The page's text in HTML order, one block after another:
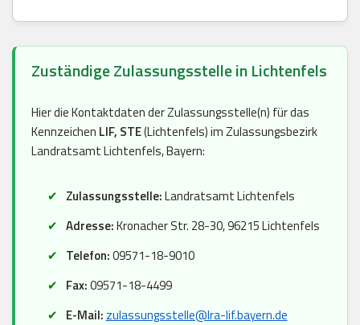
Zuständige Zulassungsstelle in Lichtenfels
Hier die Kontaktdaten der Zulassungsstelle(n) für das
Kennzeichen LIF, STE(Lichtenfels) im Zulassungsbezirk
Landratsamt Lichtenfels, Bayern:
Zulassungsstelle:Landratsamt Lichtenfels
Adresse:Kronacher Str. 28-30, 96215 Lichtenfels
Telefon:09571-18-9010
Fax:09571-18-4499
E-Mail: zulassungsstelle@lra-lif.bayern.de